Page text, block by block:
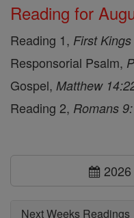
Reading for
Reading 1, First
Responsorial Psalm,
Gospel, Matthew
Reading 2, Romans
Next Weeks Readings